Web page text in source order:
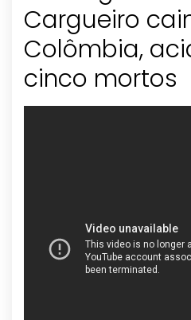
Cargueiro
Colômbia,
cinco mortos